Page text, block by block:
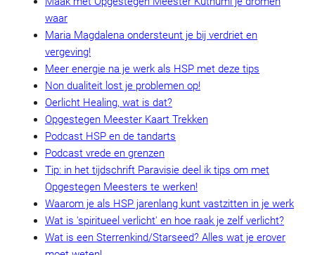
waar
Maria Magdalena ondersteunt je bij verdriet en
vergeving!
Meer energie na je werk als HSP met deze tips
Non dualiteit lost je problemen op!
Oerlicht Healing, wat is dat?
Opgestegen Meester Kaart Trekken
Podcast HSP en de tandarts
Podcast vrede en grenzen
Tip: in het tijdschrift Paravisie deel ik tips om met
Opgestegen Meesters te werken!
Waarom je als HSP jarenlang kunt vastzitten in je werk
Wat is 'spiritueel verlicht' en hoe raak je zelf verlicht?
Wat is een Sterrenkind/Starseed? Alles wat je erover